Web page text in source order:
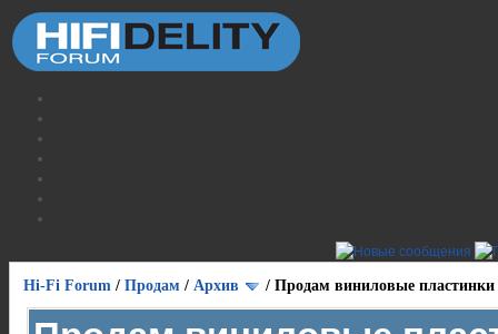
Hi-Fi Forum / Продам / Архив / Продам виниловые пластинки